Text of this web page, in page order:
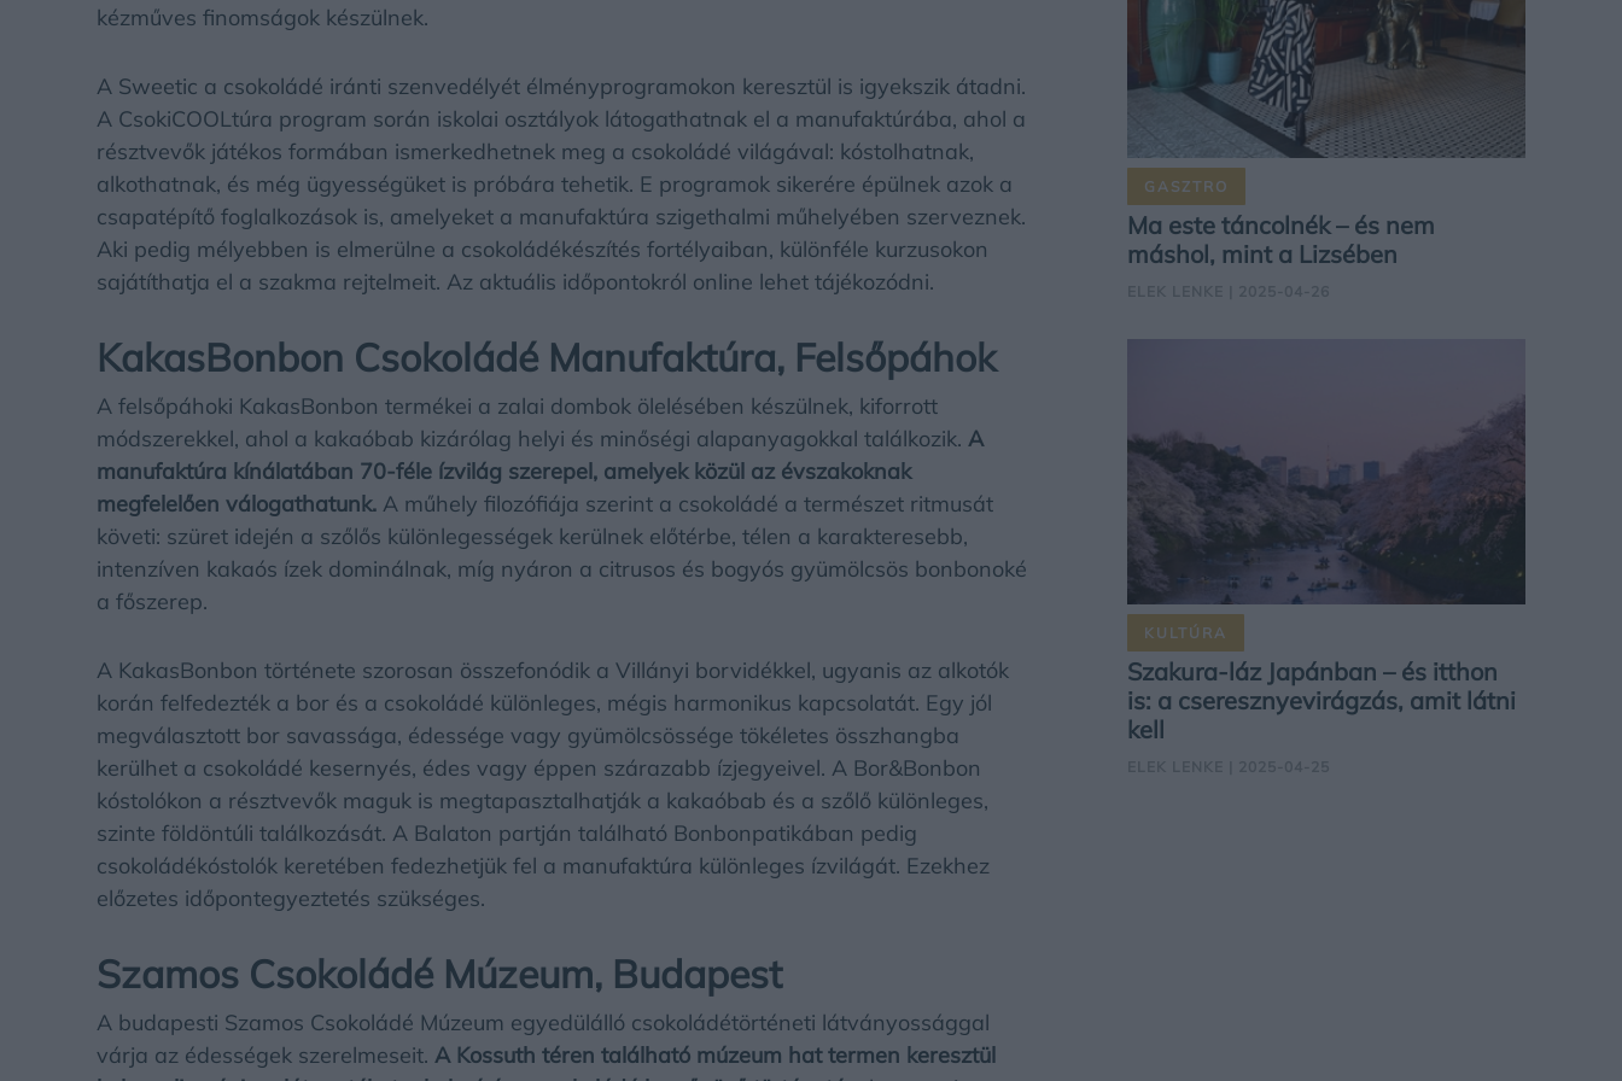
kézműves finomságok készülnek.
A Sweetic a csokoládé iránti szenvedélyét élményprogramokon keresztül is igyekszik átadni.
A CsokiCOOLtúra program során iskolai osztályok látogathatnak el a manufaktúrába, ahol a
résztvevők játékos formában ismerkedhetnek meg a csokoládé világával: kóstolhatnak,
alkothatnak, és még ügyességüket is próbára tehetik. E programok sikerére épülnek azok a
csapatépítő foglalkozások is, amelyeket a manufaktúra szigethalmi műhelyében szerveznek.
Aki pedig mélyebben is elmerülne a csokoládékészítés fortélyaiban, különféle kurzusokon
sajátíthatja el a szakma rejtelmeit. Az aktuális időpontokról online lehet tájékozódni.
KakasBonbon Csokoládé Manufaktúra, Felsőpáhok
A felsőpáhoki KakasBonbon termékei a zalai dombok ölelésében készülnek, kiforrott
módszerekkel, ahol a kakaóbab kizárólag helyi és minőségi alapanyagokkal találkozik. A
manufaktúra kínálatában 70-féle ízvilág szerepel, amelyek közül az évszakoknak
megfelelően válogathatunk. A műhely filozófiája szerint a csokoládé a természet ritmusát
követi: szüret idején a szőlős különlegességek kerülnek előtérbe, télen a karakteresebb,
intenzíven kakaós ízek dominálnak, míg nyáron a citrusos és bogyós gyümölcsös bonbonoké
a főszerep.
A KakasBonbon története szorosan összefonódik a Villányi borvidékkel, ugyanis az alkotók
korán felfedezték a bor és a csokoládé különleges, mégis harmonikus kapcsolatát. Egy jól
megválasztott bor savassága, édessége vagy gyümölcsössége tökéletes összhangba
kerülhet a csokoládé kesernyés, édes vagy éppen szárazabb ízjegyeivel. A Bor&Bonbon
kóstolókon a résztvevők maguk is megtapasztalhatják a kakaóbab és a szőlő különleges,
szinte földöntúli találkozását. A Balaton partján található Bonbonpatikában pedig
csokoládékóstolók keretében fedezhetjük fel a manufaktúra különleges ízvilágát. Ezekhez
előzetes időpontegyeztetés szükséges.
Szamos Csokoládé Múzeum, Budapest
A budapesti Szamos Csokoládé Múzeum egyedülálló csokoládétörténeti látványossággal
várja az édességek szerelmeseit. A Kossuth téren található múzeum hat termen keresztül
GASZTRO
Ma este táncolnék – és nem
máshol, mint a Lizsében
KULTÚRA
Szakura-láz Japánban – és itthon
is: a cseresznyevirágzás, amit látni
kell